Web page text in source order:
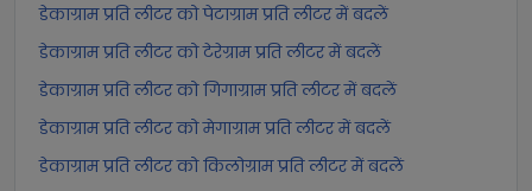
डेकाग्राम प्रति लीटर को पेटाग्राम प्रति लीटर में बदलें
डेकाग्राम प्रति लीटर को टेरेग्राम प्रति लीटर में बदलें
डेकाग्राम प्रति लीटर को गिगाग्राम प्रति लीटर में बदलें
डेकाग्राम प्रति लीटर को मेगाग्राम प्रति लीटर में बदलें
डेकाग्राम प्रति लीटर को किलोग्राम प्रति लीटर में बदलें